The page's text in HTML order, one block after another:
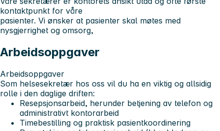
kontaktpunkt for våre
pasienter. Vi ønsker at pasienter skal møtes med
nysgjerrighet og omsorg,
Arbeidsoppgaver
Arbeidsoppgaver
Som helsesekretær hos oss vil du ha en viktig og allsidig
rolle i den daglige driften:
Resepsjonsarbeid, herunder betjening av telefon og
administrativt kontorarbeid
Timebestilling og praktisk pasientkoordinering